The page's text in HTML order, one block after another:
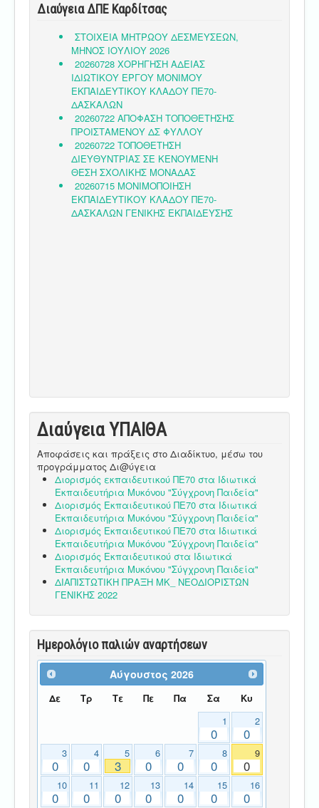
Διαύγεια ΔΠΕ Καρδίτσας
Διαύγεια ΥΠΑΙΘA
Αποφάσεις και πράξεις στο Διαδίκτυο, μέσω του
προγράμματος Δι@ύγεια
Διορισμός εκπαιδευτικού ΠΕ70 στα Ιδιωτικά
Εκπαιδευτήρια Μυκόνου "Σύγχρονη Παιδεία"
Διορισμός Εκπαιδευτικού ΠΕ70 στα Ιδιωτικά
Εκπαιδευτήρια Μυκόνου "Σύγχρονη Παιδεία"
Διορισμός Εκπαιδευτικού ΠΕ70 στα Ιδιωτικά
Εκπαιδευτήρια Μυκόνου "Σύγχρονη Παιδεία"
Διορισμός Εκπαιδευτικού στα Ιδιωτικά
Εκπαιδευτήρια Μυκόνου "Σύγχρονη Παιδεία"
ΔΙΑΠΙΣΤΩΤΙΚΗ ΠΡΑΞΗ ΜΚ_ ΝΕΟΔΙΟΡΙΣΤΩΝ
ΓΕΝΙΚΗΣ 2022
Ημερολόγιο παλιών αναρτήσεων
Αύγουστος 2026
Δε Τρ Τε Πε Πα Σα Κυ
1
0
2
0
3
0
4
0
5
3
6
0
7
0
8
0
9
0
10
0
11
0
12
0
13
0
14
0
15
0
16
0